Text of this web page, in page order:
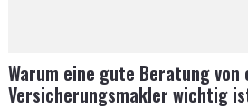
Warum eine gute Beratung von
Versicherungsmakler wichtig